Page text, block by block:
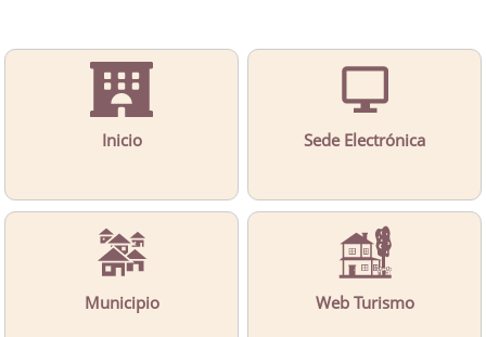
Inicio Sede Electrónica
Municipio Web Turismo